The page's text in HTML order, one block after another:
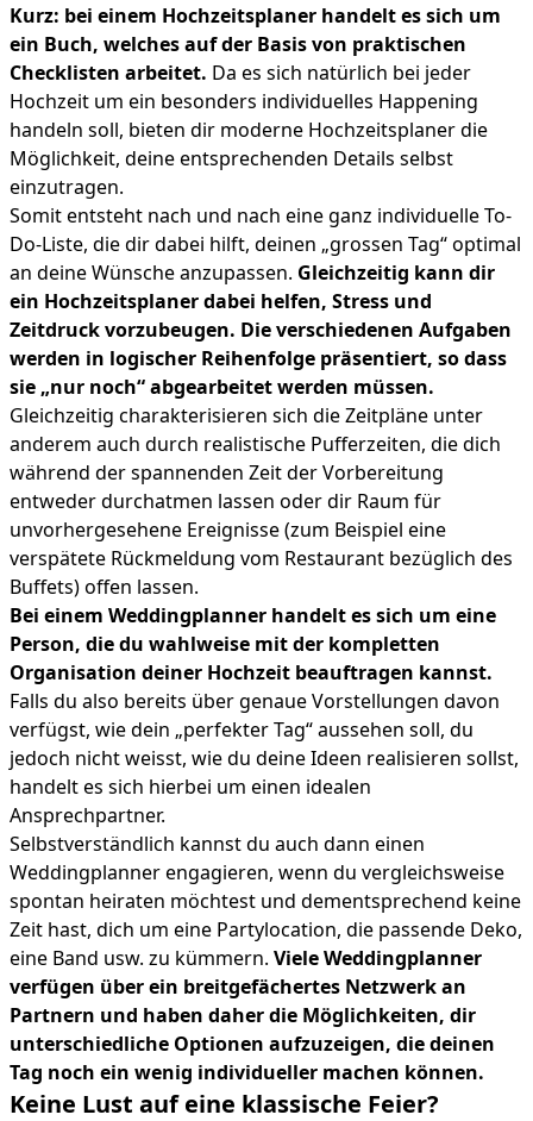
Kurz: bei einem Hochzeitsplaner handelt es sich um
ein Buch, welches auf der Basis von praktischen
Checklisten arbeitet. Da es sich natürlich bei jeder
Hochzeit um ein besonders individuelles Happening
handeln soll, bieten dir moderne Hochzeitsplaner die
Möglichkeit, deine entsprechenden Details selbst
einzutragen.
Somit entsteht nach und nach eine ganz individuelle To-
Do-Liste, die dir dabei hilft, deinen „grossen Tag“ optimal
an deine Wünsche anzupassen. Gleichzeitig kann dir
ein Hochzeitsplaner dabei helfen, Stress und
Zeitdruck vorzubeugen. Die verschiedenen Aufgaben
werden in logischer Reihenfolge präsentiert, so dass
sie „nur noch“ abgearbeitet werden müssen.
Gleichzeitig charakterisieren sich die Zeitpläne unter
anderem auch durch realistische Pufferzeiten, die dich
während der spannenden Zeit der Vorbereitung
entweder durchatmen lassen oder dir Raum für
unvorhergesehene Ereignisse (zum Beispiel eine
verspätete Rückmeldung vom Restaurant bezüglich des
Buffets) offen lassen.
Bei einem Weddingplanner handelt es sich um eine
Person, die du wahlweise mit der kompletten
Organisation deiner Hochzeit beauftragen kannst.
Falls du also bereits über genaue Vorstellungen davon
verfügst, wie dein „perfekter Tag“ aussehen soll, du
jedoch nicht weisst, wie du deine Ideen realisieren sollst,
handelt es sich hierbei um einen idealen
Ansprechpartner.
Selbstverständlich kannst du auch dann einen
Weddingplanner engagieren, wenn du vergleichsweise
spontan heiraten möchtest und dementsprechend keine
Zeit hast, dich um eine Partylocation, die passende Deko,
eine Band usw. zu kümmern. Viele Weddingplanner
verfügen über ein breitgefächertes Netzwerk an
Partnern und haben daher die Möglichkeiten, dir
unterschiedliche Optionen aufzuzeigen, die deinen
Tag noch ein wenig individueller machen können.
Keine Lust auf eine klassische Feier?